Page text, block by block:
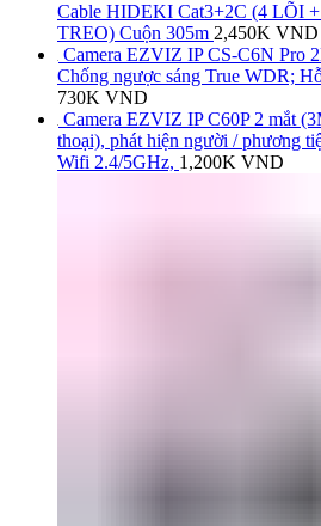
Cable HIDEKI Cat3+2C (4 LÕI
TREO) Cuộn 305m 2,450K VND
Camera EZVIZ IP CS-C6N Pro
Chống ngược sáng True WDR;
730K VND
Camera EZVIZ IP C60P 2 mắt
thoại), phát hiện người / phương
Wifi 2.4/5GHz, 1,200K VND